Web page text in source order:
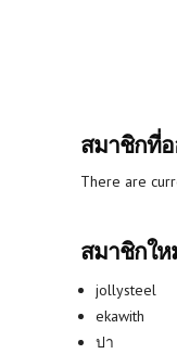
สมาชิกที่
There are
สมาชิกให
jollysteel
ekawith
ปา